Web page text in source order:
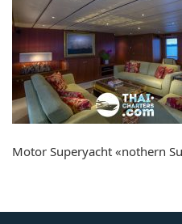
Motor Superyacht «nothern